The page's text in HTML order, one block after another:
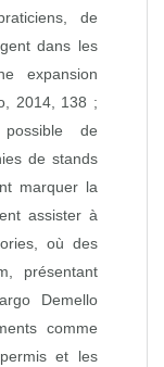
de
dans les
expansion
2014, 138 ;
de
de stands
marquer la
assister à
où des
présentant
Demello
comme
et les